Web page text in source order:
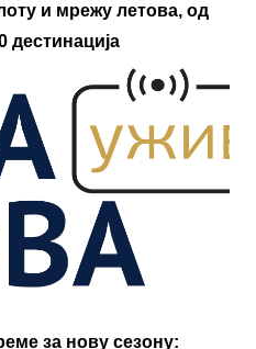
и мрежу летова, од
дестинација
за нову сезону: